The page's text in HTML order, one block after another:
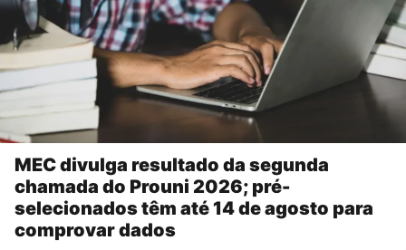
MEC divulga resultado da segunda
chamada do Prouni 2026; pré-
selecionados têm até 14 de agosto para
comprovar dados